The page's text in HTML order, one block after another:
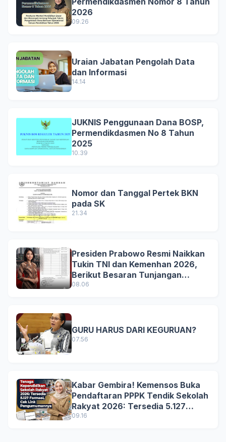
2026
09.26
Uraian Jabatan Pengolah Data
dan Informasi
14.14
JUKNIS Penggunaan Dana BOSP,
Permendikdasmen No 8 Tahun
2025
10.39
Nomor dan Tanggal Pertek BKN
pada SK
21.34
Presiden Prabowo Resmi Naikkan
Tukin TNI dan Kemenhan 2026,
Berikut Besaran Tunjangan
Terbaru
08.06
GURU HARUS DARI KEGURUAN?
07.56
Kabar Gembira! Kemensos Buka
Pendaftaran PPPK Tendik Sekolah
Rakyat 2026: Tersedia 5.127
Formasi, Simak Syarat dan
09.16